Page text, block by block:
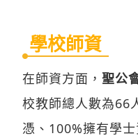
學校師資
在師資方面， 聖公
校教師總人數為66
憑、100%擁有學